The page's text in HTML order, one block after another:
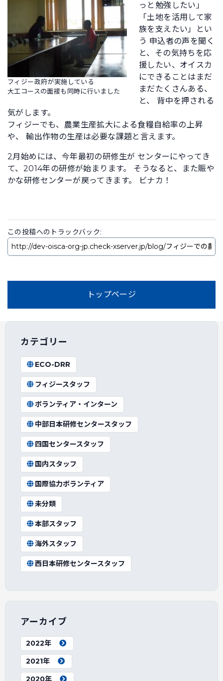
フィジー政府が実施している
大工コースの面接も同時に行いました
っと勉強したい」
「土地を活用して家
族を支えたい」とい
う 申込者の声を聞く
と、その気持ちを応
援したい、オイスカ
にできることはまだ
まだたくさんある、
と、 背中を押される
気がします。
フィジーでも、農業生産拡大による食糧自給率の上昇
や、 輸出作物の生産は必要な課題と言えます。
2月始めには、今年最初の研修生が センターにやってき
て、2014年の研修が始まります。 そうなると、また賑や
かな研修センターが戻ってきます。 ビナカ！
この投稿へのトラックバック:
トップページ
カテゴリー
ECO-DRR
フィジースタッフ
ボランティア・インターン
中部日本研修センタースタッフ
四国センタースタッフ
国内スタッフ
国際協力ボランティア
未分類
本部スタッフ
海外スタッフ
西日本研修センタースタッフ
アーカイブ
2022年
2021年
2020年